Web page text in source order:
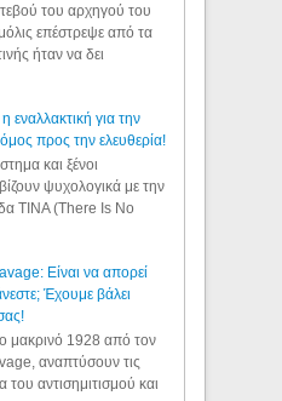
του αρχηγού του
επέστρεψε από τα
ήταν να δει
εναλλακτική για την
προς την ελευθερία!
και ξένοι
ψυχολογικά με την
TINA (There Is No
Είναι να απορεί
Έχουμε βάλει
μακρινό 1928 από τον
αναπτύσουν τις
αντισημιτισμού και